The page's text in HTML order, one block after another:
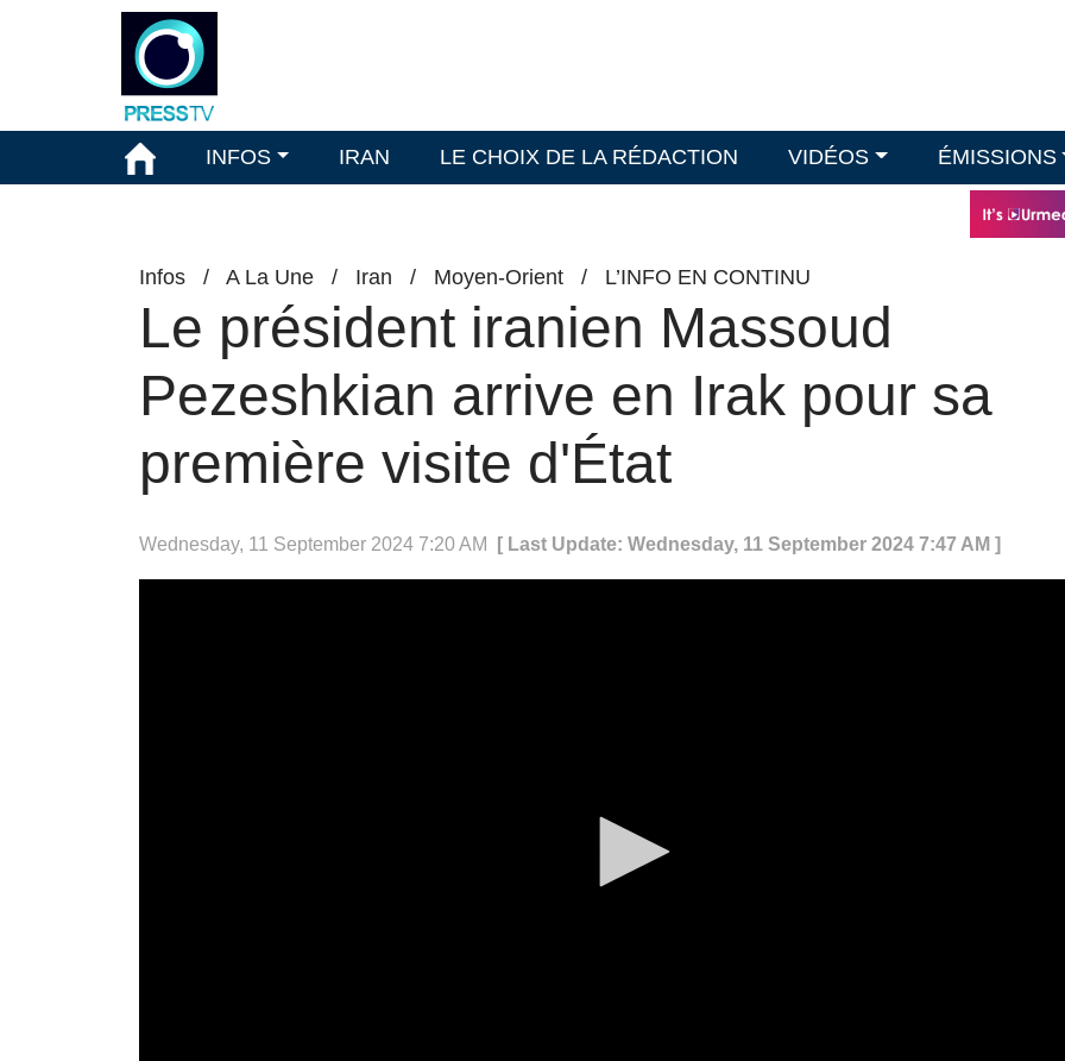
INFOS IRAN LE CHOIX DE LA RÉDACTION VIDÉOS ÉMISSIONS
Infos / A La Une / Iran / Moyen-Orient / L’INFO EN CONTINU
Le président iranien Massoud
Pezeshkian arrive en Irak pour sa
première visite d'État
Wednesday, 11 September 2024 7:20 AM [ Last Update: Wednesday, 11 September 2024 7:47 AM ]